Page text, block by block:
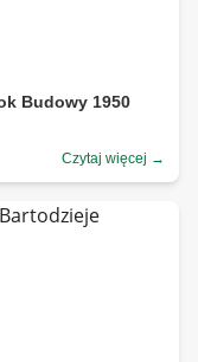
Budowy 1950
Czytaj więcej →